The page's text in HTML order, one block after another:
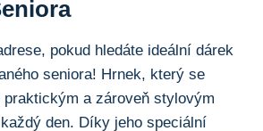
pokud ⁢hledáte ideální dárek
seniora!‍ Hrnek, který se
a zároveň stylovým
den. ‌Díky ‌jeho speciální